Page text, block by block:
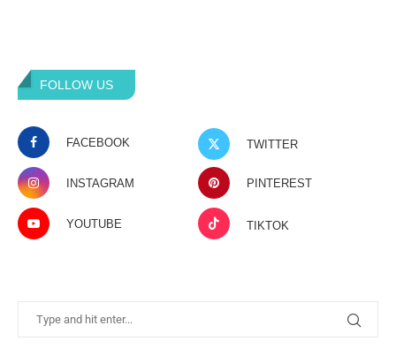
FOLLOW US
FACEBOOK TWITTER
INSTAGRAM PINTEREST
YOUTUBE TIKTOK